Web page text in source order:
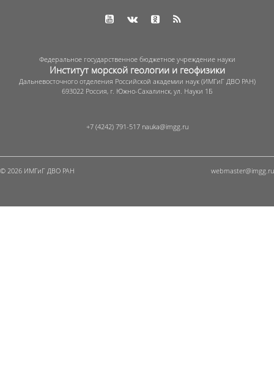
Федеральное государственное бюджетное учреждение науки
Институт морской геологии и геофизики
Дальневосточного отделения Российской академии наук (ИМГиГ ДВО РАН)
693022 Россия, г. Южно-Сахалинск, ул. Науки 1Б
+7 (4242) 791-517
© 2026 ИМГиГ ДВО РАН